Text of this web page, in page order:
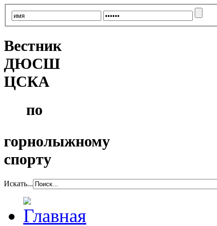
Вестник
ДЮСШ
ЦСКА
по
горнолыжному
спорту
Искать...